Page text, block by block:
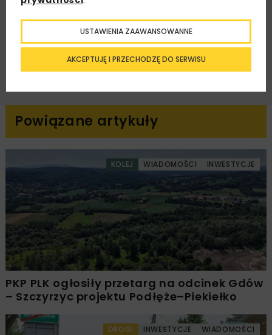
podany przeze mnie adres e-mail korespondencji
handlowej w postaci newslettera.
ZAPISZ MNIE
Powiązane artykuły
KOLEJ WIADOMOŚCI INWESTYCJE
PKP PLK ogłosiły przetarg na odcinek Gdów
– Szczyrzyc projektu Podłęże–Piekiełko
DROGI INWESTYCJE WIADOMOŚCI
AKCEPTUJĘ I PRZECHODZĘ DO SERWISU
USTAWIENIA ZAAWANSOWANNE